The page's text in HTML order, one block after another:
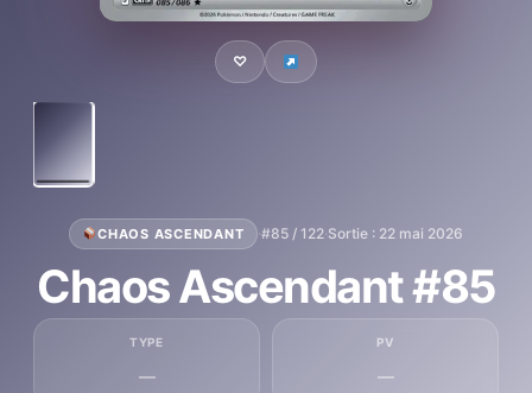
♡
CHAOS ASCENDANT ·#85 / 122·Sortie : 22 mai 2026
Chaos Ascendant #85
TYPE
—
PV
—